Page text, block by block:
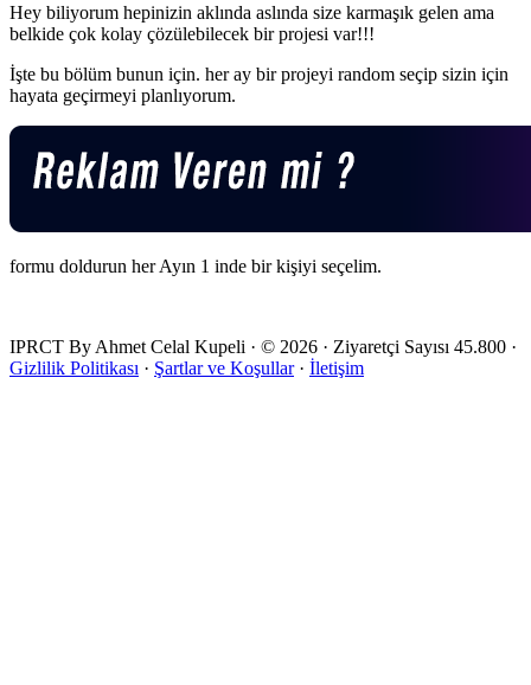
Hey biliyorum hepinizin aklında aslında size karmaşık gelen ama
belkide çok kolay çözülebilecek bir projesi var!!!
İşte bu bölüm bunun için. her ay bir projeyi random seçip sizin için
hayata geçirmeyi planlıyorum.
formu doldurun her Ayın 1 inde bir kişiyi seçelim.
IPRCT By Ahmet Celal Kupeli · © 2026 · Ziyaretçi Sayısı 45.800 ·
Gizlilik Politikası · Şartlar ve Koşullar · İletişim